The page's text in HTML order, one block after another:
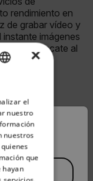
rendimiento en
de grabar vídeo y
imágenes
y rescate al
y
from the
×
el
nuestro
nuestros
que
hayan